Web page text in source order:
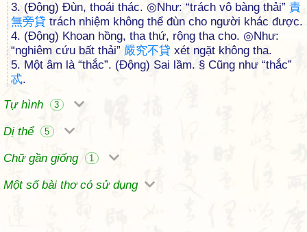
3. (Động) Đùn, thoái thác. ◎Như: “trách vô bàng thải” 責
無旁貸 trách nhiệm không thể đùn cho người khác được.
4. (Động) Khoan hồng, tha thứ, rộng tha cho. ◎Như:
“nghiêm cứu bất thải” 嚴究不貸 xét ngặt không tha.
5. Một âm là “thắc”. (Động) Sai lầm. § Cũng như “thắc”
忒.
Tự hình
3
Dị thể 5
Chữ gần giống 1
Một số bài thơ có sử dụng